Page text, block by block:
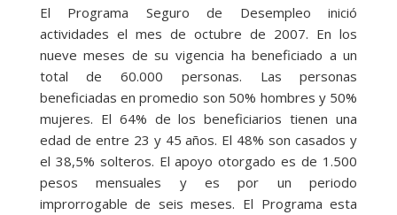
El Programa Seguro de Desempleo inició
actividades el mes de octubre de 2007. En los
nueve meses de su vigencia ha beneficiado a un
total de 60.000 personas. Las personas
beneficiadas en promedio son 50% hombres y 50%
mujeres. El 64% de los beneficiarios tienen una
edad de entre 23 y 45 años. El 48% son casados y
el 38,5% solteros. El apoyo otorgado es de 1.500
pesos mensuales y es por un periodo
improrrogable de seis meses. El Programa esta